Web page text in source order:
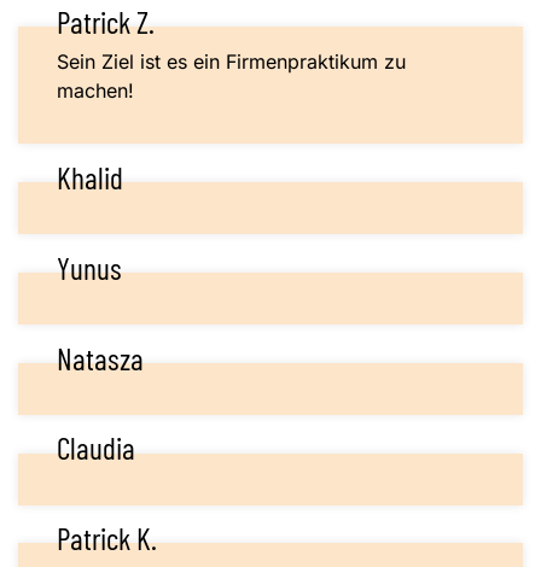
Patrick Z.
Sein Ziel ist es ein Firmenpraktikum zu
machen!
Khalid
Yunus
Natasza
Claudia
Patrick K.